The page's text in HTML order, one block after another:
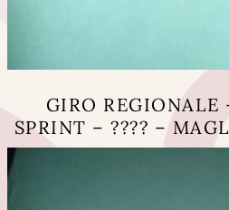
GIRO REGIONALE
SPRINT – ???? –